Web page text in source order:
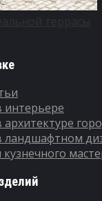
интерьере
архитектуре
ландшафтном